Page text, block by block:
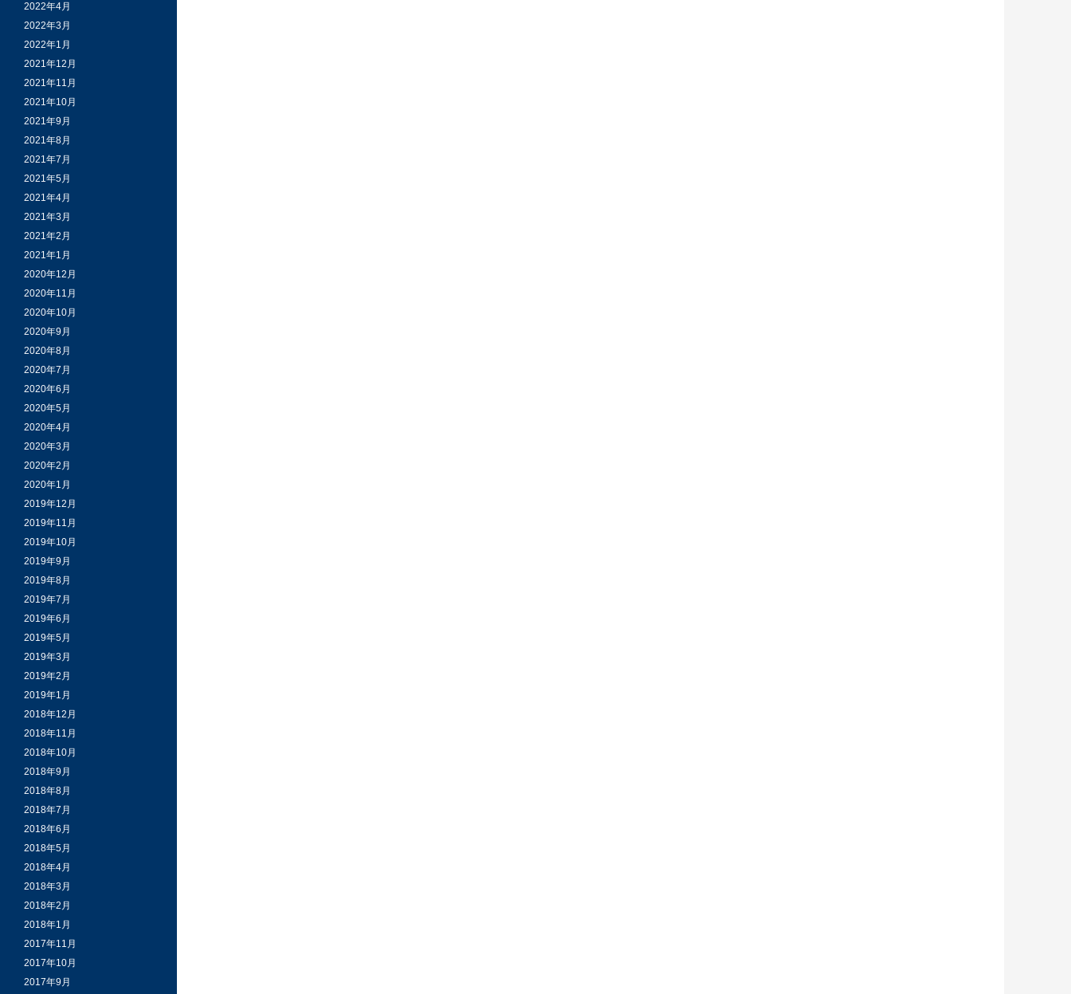
2022年4月
2022年3月
2022年1月
2021年12月
2021年11月
2021年10月
2021年9月
2021年8月
2021年7月
2021年5月
2021年4月
2021年3月
2021年2月
2021年1月
2020年12月
2020年11月
2020年10月
2020年9月
2020年8月
2020年7月
2020年6月
2020年5月
2020年4月
2020年3月
2020年2月
2020年1月
2019年12月
2019年11月
2019年10月
2019年9月
2019年8月
2019年7月
2019年6月
2019年5月
2019年3月
2019年2月
2019年1月
2018年12月
2018年11月
2018年10月
2018年9月
2018年8月
2018年7月
2018年6月
2018年5月
2018年4月
2018年3月
2018年2月
2018年1月
2017年11月
2017年10月
2017年9月